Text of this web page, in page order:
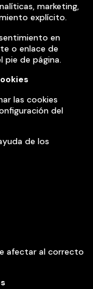
marketing,
explícito.
en
o enlace de
pie de página.
las cookies
del
de los
afectar al correcto